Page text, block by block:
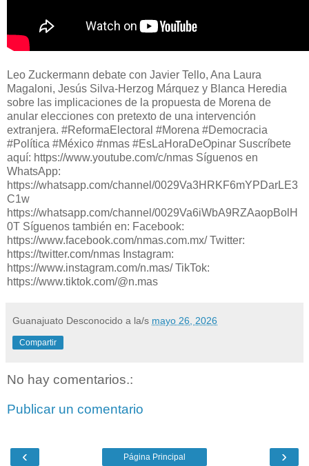
Leo Zuckermann debate con Javier Tello, Ana Laura
Magaloni, Jesús Silva-Herzog Márquez y Blanca Heredia
sobre las implicaciones de la propuesta de Morena de
anular elecciones con pretexto de una intervención
extranjera. #ReformaElectoral #Morena #Democracia
#Política #México #nmas #EsLaHoraDeOpinar Suscríbete
aquí: https://www.youtube.com/c/nmas Síguenos en
WhatsApp:
https://whatsapp.com/channel/0029Va3HRKF6mYPDarLE3
C1w
https://whatsapp.com/channel/0029Va6iWbA9RZAaopBolH
0T Síguenos también en: Facebook:
https://www.facebook.com/nmas.com.mx/ Twitter:
https://twitter.com/nmas Instagram:
https://www.instagram.com/n.mas/ TikTok:
https://www.tiktok.com/@n.mas
Guanajuato Desconocido a la/s mayo 26, 2026
Compartir
No hay comentarios.:
Publicar un comentario
‹ ›
Página Principal